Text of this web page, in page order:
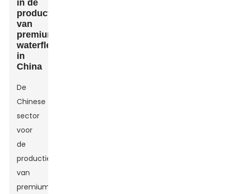
in de
productie
van
premium
waterflessen
in
China
De
Chinese
sector
voor
de
productie
van
premium